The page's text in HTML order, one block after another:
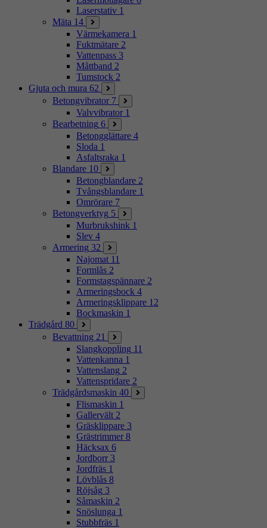
Laserstativ 1
Mäta 14
Värmekamera 1
Fuktmätare 2
Vattenpass 3
Måttband 2
Tumstock 2
Gjuta och mura 62
Betongvibrator 7
Valvvibrator 1
Bearbetning 6
Betongglättare 4
Sloda 1
Asfaltsraka 1
Blandare 10
Betongblandare 2
Tvångsblandare 1
Omrörare 7
Betongverktyg 5
Murbrukshink 1
Slev 4
Armering 32
Najomat 11
Formlås 2
Formstagspännare 2
Armeringsbock 4
Armeringsklippare 12
Bockmaskin 1
Trädgård 80
Bevattning 21
Slangkoppling 11
Vattenkanna 1
Vattenslang 2
Vattenspridare 2
Trädgårdsmaskin 40
Flismaskin 1
Gallervält 2
Gräsklippare 3
Grästrimmer 8
Häcksax 6
Jordborr 3
Jordfräs 1
Lövblås 8
Röjsåg 3
Såmaskin 2
Snöslunga 1
Stubbfräs 1